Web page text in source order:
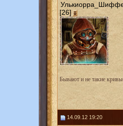
[26]
Бывают и не такие
14.09.12 19:20